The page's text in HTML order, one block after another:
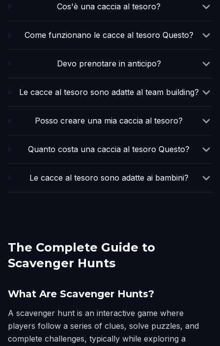
Cos'è una caccia al tesoro?
Come funzionano le cacce al tesoro Questo?
Devo prenotare in anticipo?
Le cacce al tesoro sono adatte al team building?
Posso creare una mia caccia al tesoro?
Quanto costa una caccia al tesoro Questo?
Le cacce al tesoro sono adatte ai bambini?
The Complete Guide to
Scavenger Hunts
What Are Scavenger Hunts?
A scavenger hunt is an interactive game where
players follow a series of clues, solve puzzles, and
complete challenges, typically while exploring a